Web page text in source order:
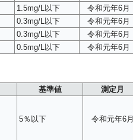
1.5mg/L以下 令和元年6月
0.3mg/L以下 令和元年6月
0.3mg/L以下 令和元年6月
0.5mg/L以下 令和元年6月
基準値 測定月
5％以下 令和元年6月